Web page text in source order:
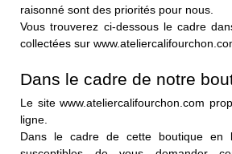
raisonné sont des priorités pour nous.
Vous trouverez ci-dessous le cadre
collectées sur
Dans le cadre de notre
Le site www.ateliercalifourchon.com
ligne.
Dans le cadre de cette boutique en